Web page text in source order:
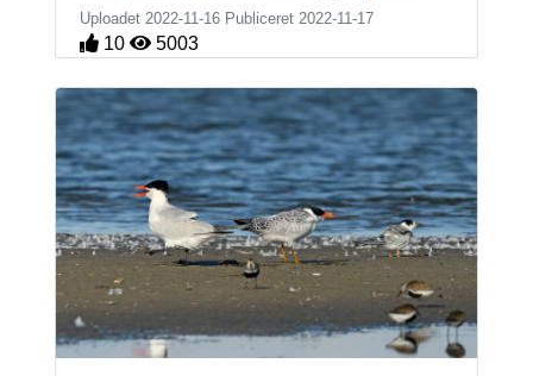
Uploadet 2022-11-16 Publiceret 2022-11-17
10 5003